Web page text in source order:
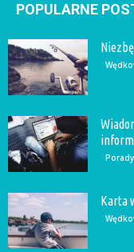
POPULARNE
Karta